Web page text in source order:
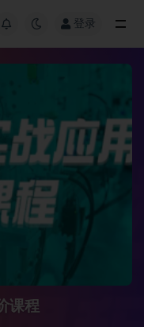
登录
课程